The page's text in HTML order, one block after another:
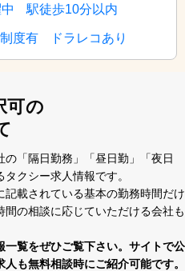
駅徒歩10分以内
度有 ドラレコあり
可の
「隔⽇勤務」「昼⽇勤」「夜⽇
クシー求⼈情報です。
載されている基本の勤務時間だけ
の相談に応じていただける会社も
覧をぜひご覧下さい。サイトで公
も無料相談時にご紹介可能です。